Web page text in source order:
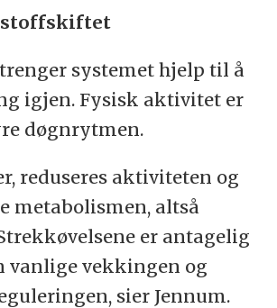
stoffskiftet
systemet hjelp til å
igjen. Fysisk aktivitet er
døgnrytmen.
reduseres aktiviteten og
metabolismen, altså
er antagelig
vanlige vekkingen og
sier Jennum.